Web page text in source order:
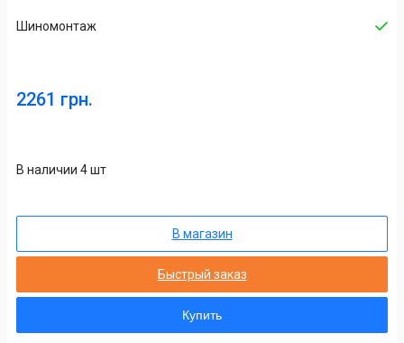
Шиномонтаж
2261 грн.
В наличии 4 шт
В магазин
Быстрый заказ
Купить